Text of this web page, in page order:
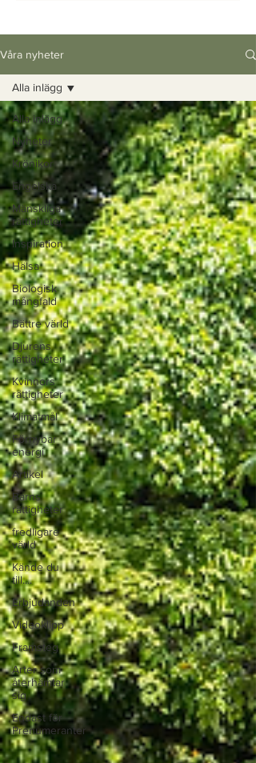
Våra nyheter
Alla inlägg
Nyheter
Krönikor
Engelska
Mänskliga
rättigheter
Inspiration
Hälsa
Biologisk
mångfald
Bättre värld
Djurens
rättigheter
Kvinnors
rättigheter
Klimatmål
Förnybar
energi
Artikel
Barns
rättigheter
fredligare
värld
Kände du
till....
Erbjudanden
Videoklipp
Framsteg
Arter som
återhämtar
sig
Endast för
Prenumeranter
Alla inlägg